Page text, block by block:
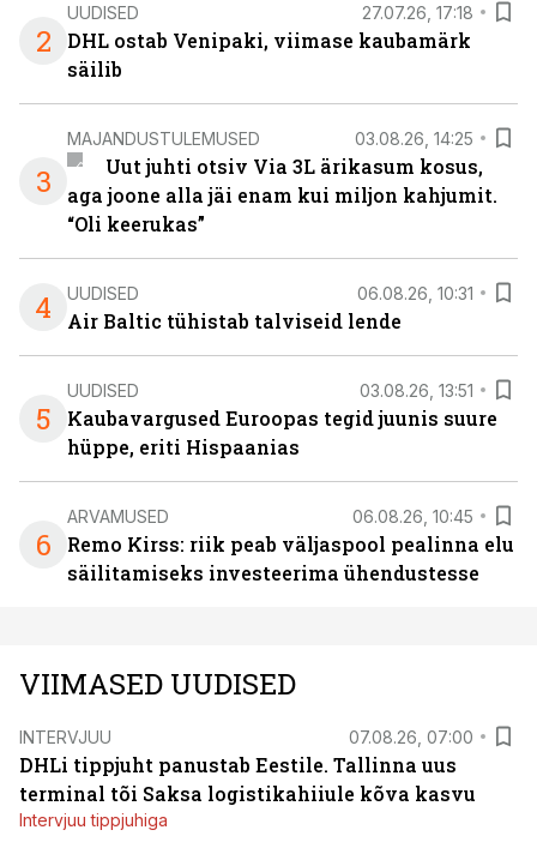
2
UUDISED 27.07.26, 17:18
DHL ostab Venipaki, viimase kaubamärk
säilib
3
MAJANDUSTULEMUSED 03.08.26, 14:25
Uut juhti otsiv Via 3L ärikasum kosus,
aga joone alla jäi enam kui miljon kahjumit.
“Oli keerukas”
4 UUDISED 06.08.26, 10:31
Air Baltic tühistab talviseid lende
5
UUDISED 03.08.26, 13:51
Kaubavargused Euroopas tegid juunis suure
hüppe, eriti Hispaanias
6
ARVAMUSED 06.08.26, 10:45
Remo Kirss: riik peab väljaspool pealinna elu
säilitamiseks investeerima ühendustesse
VIIMASED UUDISED
INTERVJUU 07.08.26, 07:00
DHLi tippjuht panustab Eestile. Tallinna uus
terminal tõi Saksa logistikahiiule kõva kasvu
Intervjuu tippjuhiga